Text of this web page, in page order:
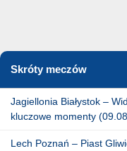
Skróty meczów
Jagiellonia Białystok –
kluczowe momenty
Lech Poznań – Piast